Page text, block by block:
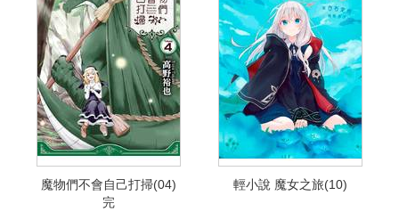
魔物們不會自己打掃(04)
完
輕小說 魔女之旅(10)